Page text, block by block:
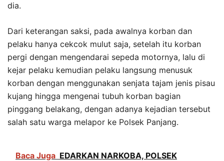
dia.
Dari keterangan saksi, pada awalnya korban dan
pelaku hanya cekcok mulut saja, setelah itu korban
pergi dengan mengendarai sepeda motornya, lalu di
kejar pelaku kemudian pelaku langsung menusuk
korban dengan menggunakan senjata tajam jenis pisau
kujang hingga mengenai tubuh korban bagian
pinggang belakang, dengan adanya kejadian tersebut
salah satu warga melapor ke Polsek Panjang.
Baca Juga EDARKAN NARKOBA, POLSEK